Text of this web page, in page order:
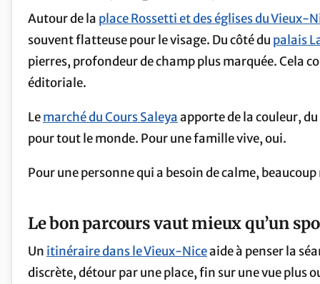
Autour de la place Rossetti et des églises du Vieux-
souvent flatteuse pour le visage. Du côté du palais
pierres, profondeur de champ plus marquée. Cela
éditoriale.
Lemarché du Cours Saleyaapporte de la couleur,
pour tout le monde. Pour une famille vive, oui.
Pour une personne qui a besoin de calme,
Le bon parcours vaut mieux qu’un
Un itinéraire dans le Vieux-Niceaide à penser la
discrète, détour par une place, fin sur une vue plus